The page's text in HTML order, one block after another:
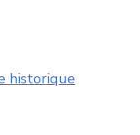
historique